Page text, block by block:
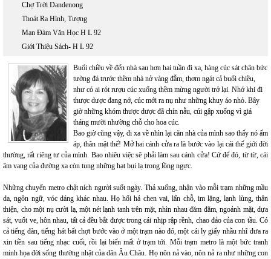
Chợ Trời Dandenong
Thoát Ra Hình, Tượng
Mạn Đàm Văn Học H L 92
Giới Thiệu Sách- H L 92
Buổi chiều về đến nhà sau hơn hai tuần đi xa, hàng cúc sát chân bức
tường đá trước thềm nhà nở vàng đẫm, thơm ngát cả buổi chiều,
như có ai rót rượu cúc xuống thềm mừng người trở lại. Nhớ khi đi
thược dược đang nở, cúc mới ra nụ như những khuy áo nhỏ. Bây
giờ những khóm thược dược đã chín nẫu, cúi gập xuống vì giá
tháng mười nhường chỗ cho hoa cúc.
Bao giờ cũng vậy, đi xa về nhìn lại căn nhà của mình sao thấy nó ấm
áp, thân mật thế! Mở hai cánh cửa ra là bước vào lại cái thế giới đời
thường, rất riêng tư của mình. Bao nhiêu việc sẽ phải làm sau cánh cửa! Cứ để đó, từ từ, cái
âm vang của đường xa còn tung những hạt bụi lạ trong lồng ngực.
Những chuyến metro chật ních người suốt ngày. Thả xuống, nhận vào mỗi trạm những mầu
da, ngôn ngữ, vóc dáng khác nhau. Họ hối hả chen vai, lấn chỗ, im lặng, lạnh lùng, thân
thiện, cho một nụ cười lạ, một nét lạnh tanh trên mặt, nhìn nhau đăm đăm, ngoảnh mặt, dựa
sát, vuốt ve, hôn nhau, tất cả đều bắt được trong cái nhịp rập rềnh, chao đảo của con tầu. Có
cả tiếng đàn, tiếng hát bất chợt bước vào ở một trạm nào đó, một cái ly giấy nhầu nhĩ đưa ra
xin tiền sau tiếng nhạc cuối, rồi lại biến mất ở trạm tới. Mỗi trạm metro là một bức tranh
minh họa đời sống thường nhật của dân Âu Châu. Họ nôn nả vào, nôn nả ra như những con